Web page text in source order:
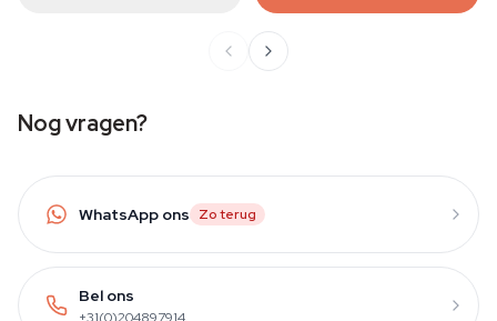
Nog vragen?
WhatsApp ons Zo terug
Bel ons
+31(0)204897914